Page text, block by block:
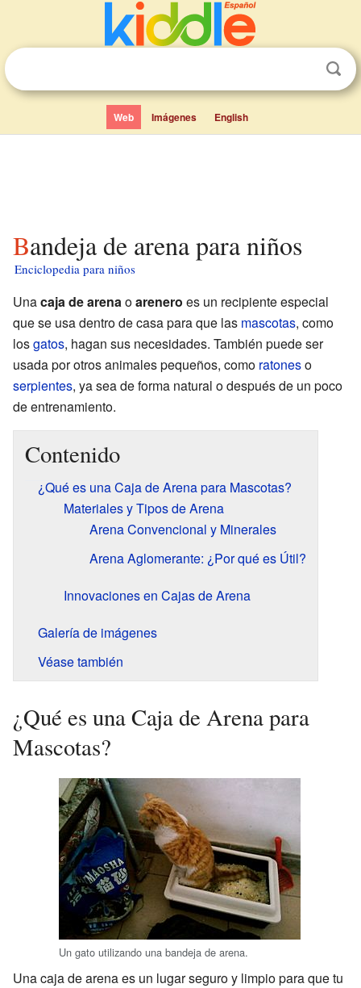
Web Imágenes English
Bandeja de arena para niños
Enciclopedia para niños
Unacaja de arenaoarenero es un recipiente especial
que se usa dentro de casa para que las mascotas, como
losgatos, hagan sus necesidades. También puede ser
usada por otros animales pequeños, como ratoneso
serpientes, ya sea de forma natural o después de un poco
de entrenamiento.
Contenido
¿Qué es una Caja de Arena para Mascotas?
Materiales y Tipos de Arena
Arena Convencional y Minerales
Arena Aglomerante: ¿Por qué es Útil?
Innovaciones en Cajas de Arena
Galería de imágenes
Véase también
¿Qué es una Caja de Arena para
Mascotas?
Un gato utilizando una bandeja de arena.
Una caja de arena es un lugar seguro y limpio para que tu